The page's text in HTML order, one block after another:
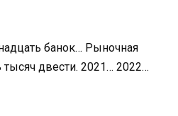
банок… Рыночная
двести. 2021… 2022…